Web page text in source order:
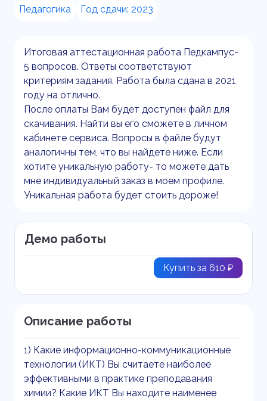
Педагогика Год сдачи: 2023
Итоговая аттестационная работа Педкампус-
5 вопросов. Ответы соответствуют
критериям задания. Работа была сдана в 2021
году на отлично.
После оплаты Вам будет доступен файл для
скачивания. Найти вы его сможете в личном
кабинете сервиса. Вопросы в файле будут
аналогичны тем, что вы найдете ниже. Если
хотите уникальную работу- то можете дать
мне индивидуальный заказ в моем профиле.
Уникальная работа будет стоить дороже!
Демо работы
Купить за 610 ₽
Описание работы
1) Какие информационно-коммуникационные
технологии (ИКТ) Вы считаете наиболее
эффективными в практике преподавания
химии? Какие ИКТ Вы находите наименее